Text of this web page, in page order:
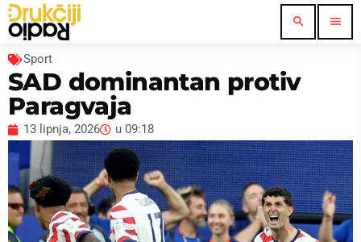
search menu
Sport
SAD dominantan protiv
Paragvaja
13 lipnja, 2026 u 09:18